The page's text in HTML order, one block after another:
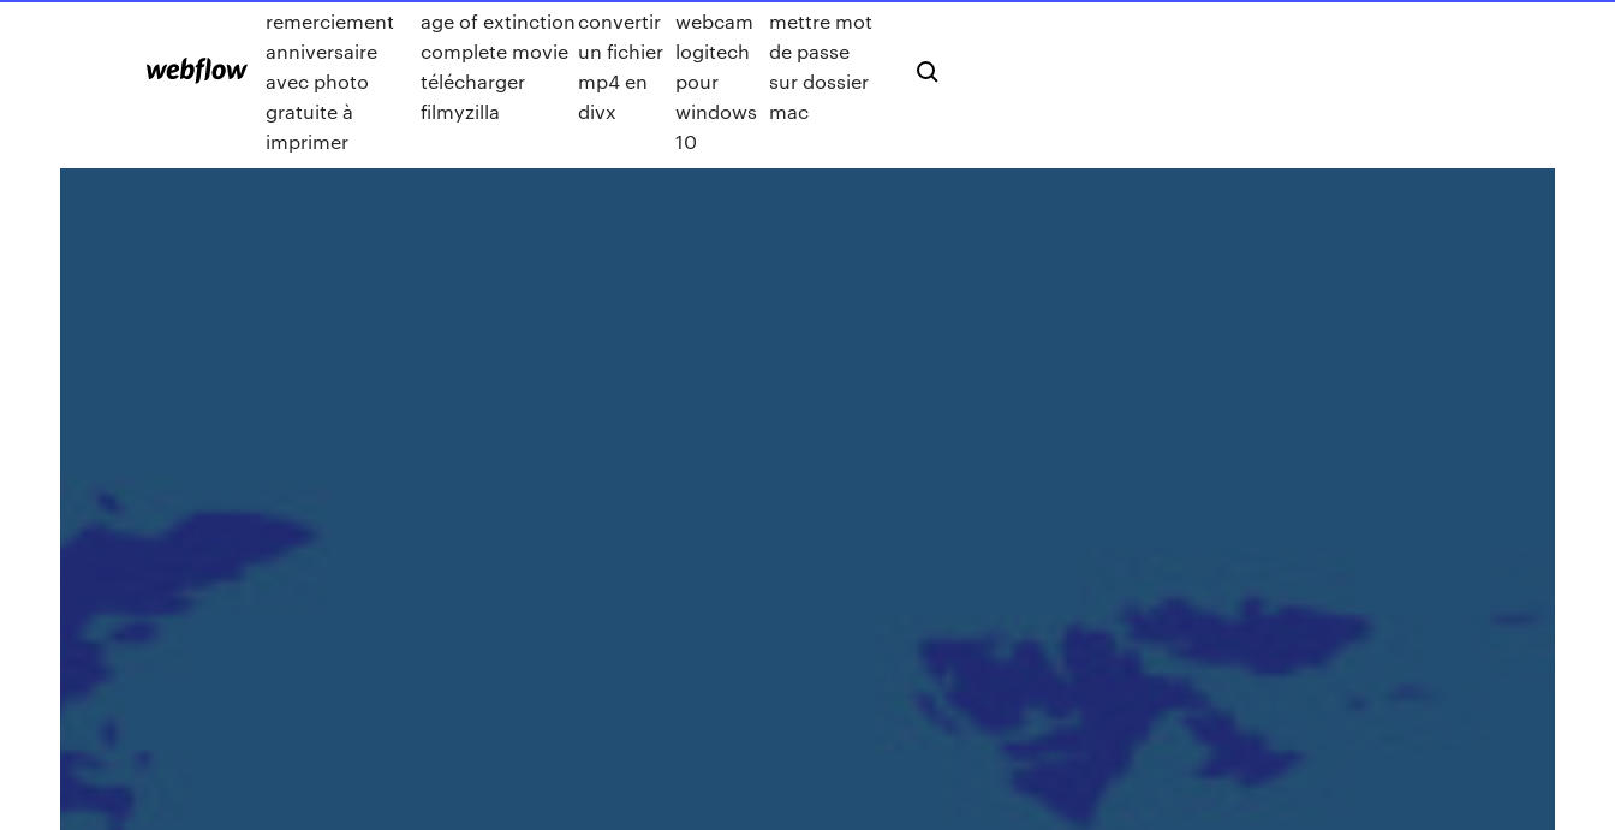
remerciement
anniversaire
avec photo
gratuite à
imprimer
age of extinction
complete movie
télécharger
filmyzilla
convertir
un fichier
mp4 en
divx
webcam
logitech
pour
windows
10
mettre mot
de passe
sur dossier
mac